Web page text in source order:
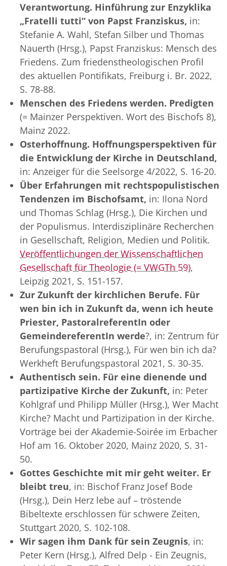
Verantwortung. Hinführung zur Enzyklika
„Fratelli tutti“ von Papst Franziskus, in:
Stefanie A. Wahl, Stefan Silber und Thomas
Nauerth (Hrsg.), Papst Franziskus: Mensch des
Friedens. Zum friedenstheologischen Profil
des aktuellen Pontifikats, Freiburg i. Br. 2022,
S. 78-88.
Menschen des Friedens werden. Predigten
(= Mainzer Perspektiven. Wort des Bischofs 8),
Mainz 2022.
Osterhoffnung. Hoffnungsperspektiven für
die Entwicklung der Kirche in Deutschland,
in: Anzeiger für die Seelsorge 4/2022, S. 16-20.
Über Erfahrungen mit rechtspopulistischen
Tendenzen im Bischofsamt, in: Ilona Nord
und Thomas Schlag (Hrsg.), Die Kirchen und
der Populismus. Interdisziplinäre Recherchen
in Gesellschaft, Religion, Medien und Politik.
Veröffentlichungen der Wissenschaftlichen
Gesellschaft für Theologie (= VWGTh 59),
Leipzig 2021, S. 151-157.
Zur Zukunft der kirchlichen Berufe. Für
wen bin ich in Zukunft da, wenn ich heute
Priester, PastoralreferentIn oder
GemeindereferentIn werde?, in: Zentrum für
Berufungspastoral (Hrsg.), Für wen bin ich da?
Werkheft Berufungspastoral 2021, S. 30-35.
Authentisch sein. Für eine dienende und
partizipative Kirche der Zukunft, in: Peter
Kohlgraf und Philipp Müller (Hrsg.), Wer Macht
Kirche? Macht und Partizipation in der Kirche.
Vorträge bei der Akademie-Soirée im Erbacher
Hof am 16. Oktober 2020, Mainz 2020, S. 31-
50.
Gottes Geschichte mit mir geht weiter. Er
bleibt treu, in: Bischof Franz Josef Bode
(Hrsg.), Dein Herz lebe auf – tröstende
Bibeltexte erschlossen für schwere Zeiten,
Stuttgart 2020, S. 102-108.
Wir sagen ihm Dank für sein Zeugnis, in:
Peter Kern (Hrsg.), Alfred Delp - Ein Zeugnis,